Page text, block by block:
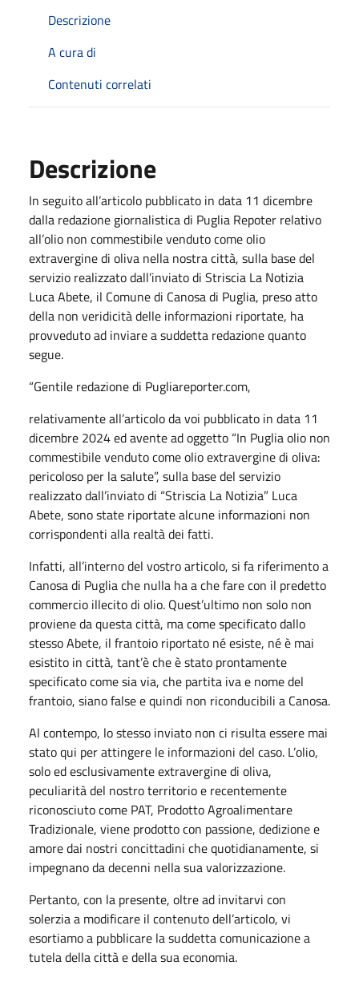
Descrizione
A cura di
Contenuti correlati
Descrizione
In seguito all’articolo pubblicato in data 11 dicembre
dalla redazione giornalistica di Puglia Repoter relativo
all’olio non commestibile venduto come olio
extravergine di oliva nella nostra città, sulla base del
servizio realizzato dall’inviato di Striscia La Notizia
Luca Abete, il Comune di Canosa di Puglia, preso atto
della non veridicità delle informazioni riportate, ha
provveduto ad inviare a suddetta redazione quanto
segue.
“Gentile redazione di Pugliareporter.com,
relativamente all’articolo da voi pubblicato in data 11
dicembre 2024 ed avente ad oggetto “In Puglia olio non
commestibile venduto come olio extravergine di oliva:
pericoloso per la salute”, sulla base del servizio
realizzato dall’inviato di “Striscia La Notizia” Luca
Abete, sono state riportate alcune informazioni non
corrispondenti alla realtà dei fatti.
Infatti, all’interno del vostro articolo, si fa riferimento a
Canosa di Puglia che nulla ha a che fare con il predetto
commercio illecito di olio. Quest’ultimo non solo non
proviene da questa città, ma come specificato dallo
stesso Abete, il frantoio riportato né esiste, né è mai
esistito in città, tant’è che è stato prontamente
specificato come sia via, che partita iva e nome del
frantoio, siano false e quindi non riconducibili a Canosa.
Al contempo, lo stesso inviato non ci risulta essere mai
stato qui per attingere le informazioni del caso. L’olio,
solo ed esclusivamente extravergine di oliva,
peculiarità del nostro territorio e recentemente
riconosciuto come PAT, Prodotto Agroalimentare
Tradizionale, viene prodotto con passione, dedizione e
amore dai nostri concittadini che quotidianamente, si
impegnano da decenni nella sua valorizzazione.
Pertanto, con la presente, oltre ad invitarvi con
solerzia a modificare il contenuto dell’articolo, vi
esortiamo a pubblicare la suddetta comunicazione a
tutela della città e della sua economia.